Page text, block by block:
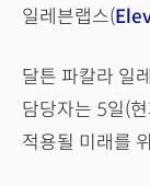
일레븐랩스(
달튼 파칼라 일
담당자는 5일(
적용될 미래를